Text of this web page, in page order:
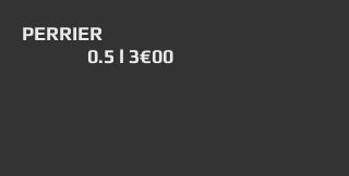
PERRIER
0.5 l 3€00